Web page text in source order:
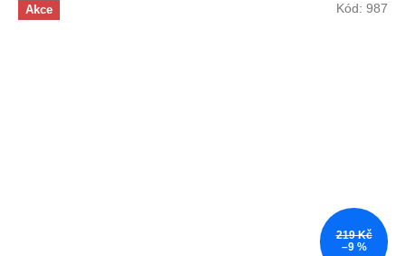
Akce
219 Kč
–9 %
Kód: 987